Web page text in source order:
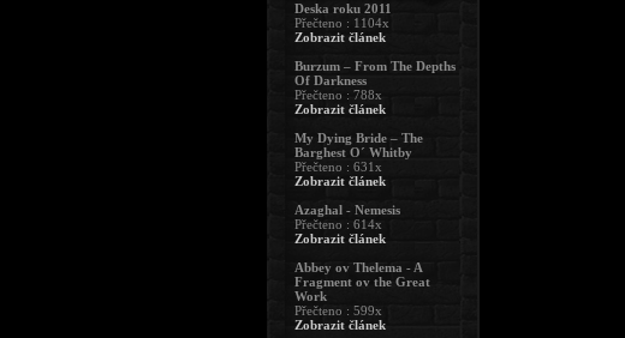
Deska roku 2011
Přečteno : 1104x
Zobrazit článek
Burzum – From The Depths
Of Darkness
Přečteno : 788x
Zobrazit článek
My Dying Bride – The
Barghest O´ Whitby
Přečteno : 631x
Zobrazit článek
Azaghal - Nemesis
Přečteno : 614x
Zobrazit článek
Abbey ov Thelema - A
Fragment ov the Great
Work
Přečteno : 599x
Zobrazit článek